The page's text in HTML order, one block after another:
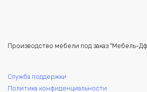
Производство мебели под заказ "Мебель-
Служба поддержки
Политика конфиденциальности